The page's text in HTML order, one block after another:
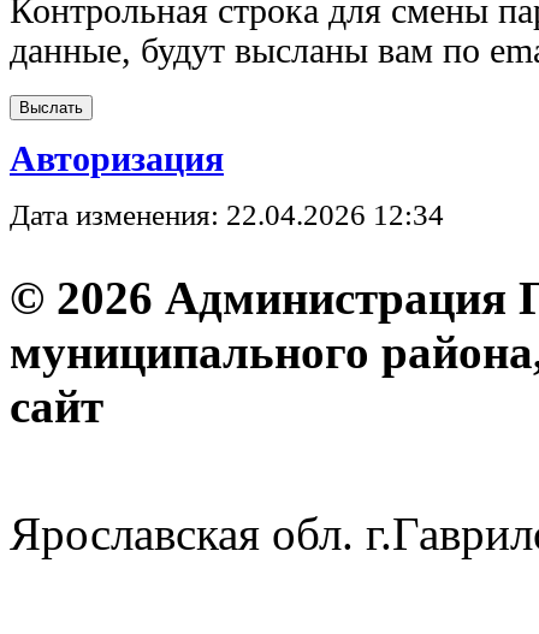
Контрольная строка для смены
данные, будут высланы вам по
Авторизация
Дата изменения: 22.04.2026 12:34
© 2026 Администрация
муниципального
Ярославская обл.